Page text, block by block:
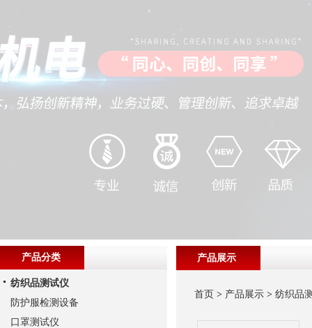
产品展示
首页 > 产品展示 >纺织品
产品分类
纺织品测试仪
防护服检测设备
口罩测试仪